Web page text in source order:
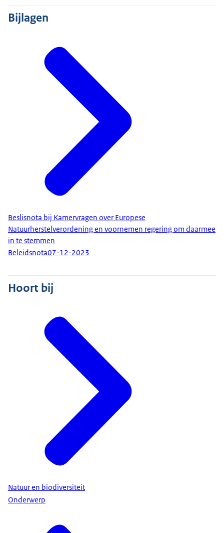
Bijlagen
Beslisnota bij Kamervragen over Europese
Natuurherstelverordening en voornemen regering om daarmee
in te stemmen
Beleidsnota07-12-2023
Hoort bij
Natuur en biodiversiteit
Onderwerp